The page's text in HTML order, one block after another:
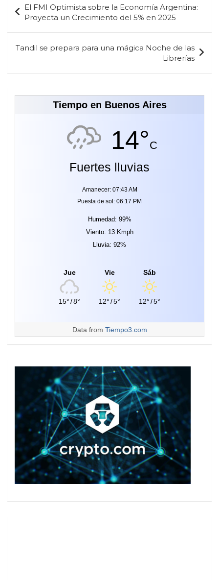
de
entradas
El FMI Optimista sobre la Economía Argentina:
Proyecta un Crecimiento del 5% en 2025
Tandil se prepara para una mágica Noche de las
Librerías
Tiempo en Buenos Aires
14°C
Fuertes lluvias
Amanecer: 07:43 AM
Puesta de sol: 06:17 PM
Humedad: 99%
Viento: 13 Kmph
Lluvia: 92%
Jue
15°/8°
Vie
12°/5°
Sáb
12°/5°
Data from Tiempo3.com